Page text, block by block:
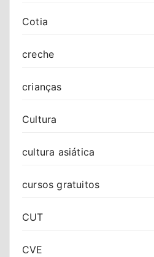
Cotia
creche
crianças
Cultura
cultura asiática
cursos gratuitos
CUT
CVE